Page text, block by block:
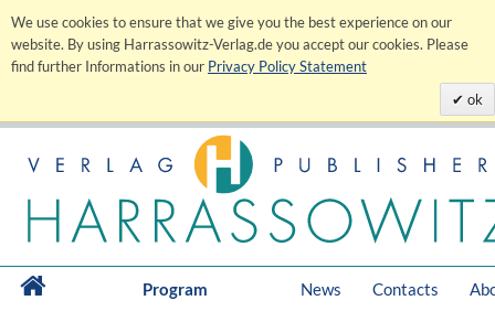
We use cookies to ensure that we give you the best experience on our
website. By using Harrassowitz-Verlag.de you accept our cookies. Please
find further Informations in our Privacy Policy Statement
ok
Program News Contacts